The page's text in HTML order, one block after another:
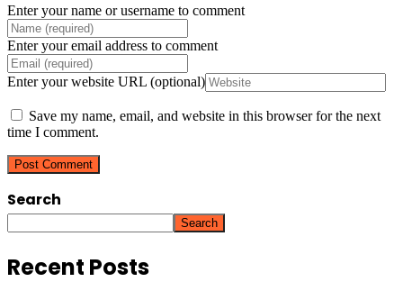
Enter your name or username to comment
Enter your email address to comment
Enter your website URL (optional)
Save my name, email, and website in this browser for the next
time I comment.
Search
Search
Recent Posts